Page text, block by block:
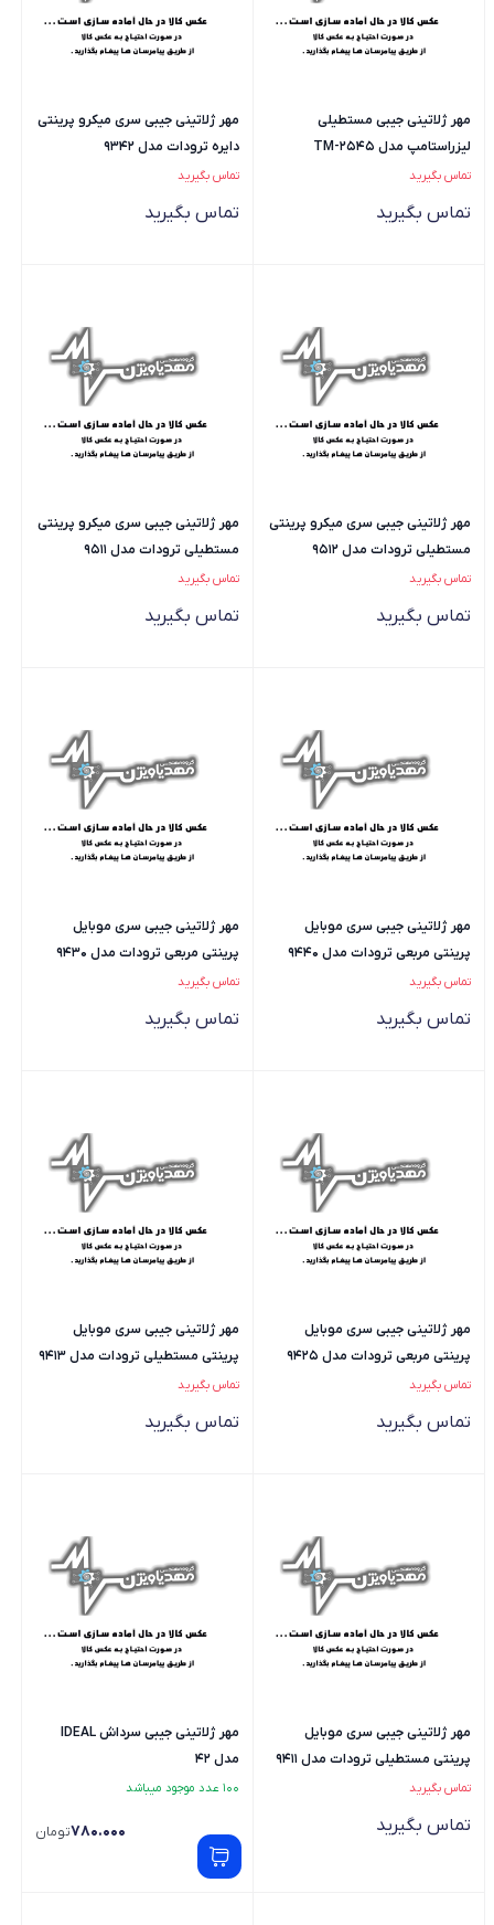
مهر ژلاتینی جیبی مستطیلی
لیزراستامپ مدل TM-2545
تماس بگیرید
تماس بگیرید
مهر ژلاتینی جیبی سری میکرو پرینتی
دایره ترودات مدل 9342
تماس بگیرید
تماس بگیرید
مهر ژلاتینی جیبی سری میکرو پرینتی
مستطیلی ترودات مدل 9512
تماس بگیرید
تماس بگیرید
مهر ژلاتینی جیبی سری میکرو پرینتی
مستطیلی ترودات مدل 9511
تماس بگیرید
تماس بگیرید
مهر ژلاتینی جیبی سری موبایل
پرینتی مربعی ترودات مدل 9440
تماس بگیرید
تماس بگیرید
مهر ژلاتینی جیبی سری موبایل
پرینتی مربعی ترودات مدل 9430
تماس بگیرید
تماس بگیرید
مهر ژلاتینی جیبی سری موبایل
پرینتی مربعی ترودات مدل 9425
تماس بگیرید
تماس بگیرید
مهر ژلاتینی جیبی سری موبایل
پرینتی مستطیلی ترودات مدل 9413
تماس بگیرید
تماس بگیرید
مهر ژلاتینی جیبی سری موبایل
پرینتی مستطیلی ترودات مدل 9411
تماس بگیرید
تماس بگیرید
مهر ژلاتینی جیبی سرداش IDEAL
مدل 42
100 عدد موجود میباشد
780.000تومان